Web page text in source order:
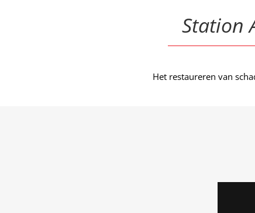
Station
Het restaureren van